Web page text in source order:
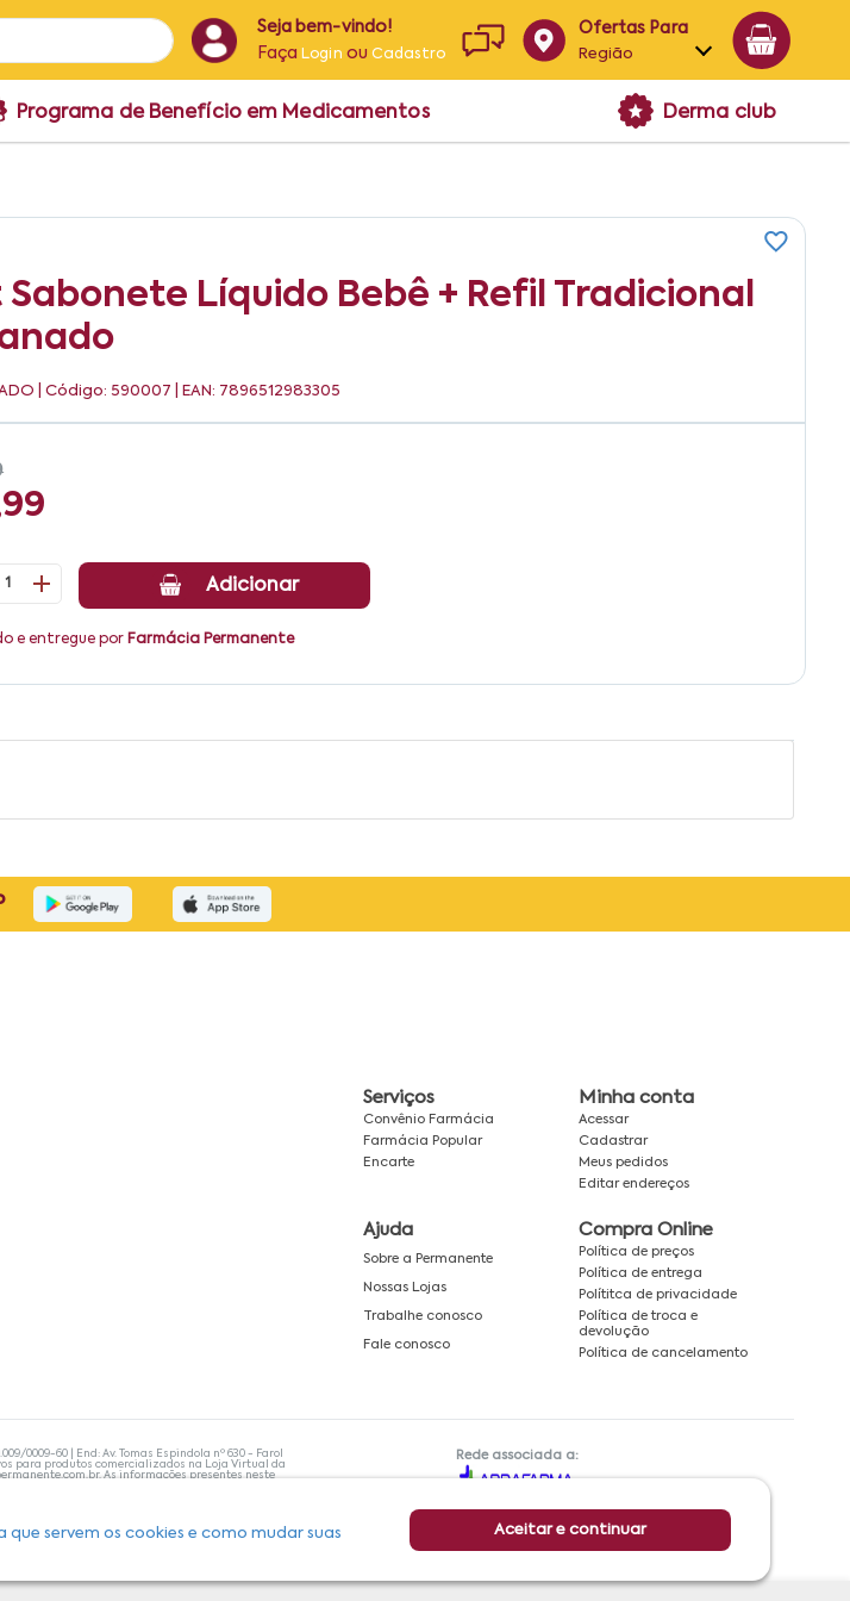
Seja bem-vindo!
Faça Login ouCadastro
Ofertas Para
Região
Alagoas
Programa de Benefício em Medicamentos Derma club
Sabonete Líquido Bebê + Refil Tradicional
| Código: 590007 | EAN: 7896512983305
1 Adicionar
e entregue por Farmácia Permanente
que servem os cookies e como mudar suas
Aceitar e continuar
Serviços
Convênio Farmácia
Farmácia Popular
Encarte
Minha conta
Acessar
Cadastrar
Meus pedidos
Editar endereços
Ajuda
Sobre a Permanente
Nossas Lojas
Trabalhe conosco
Fale conosco
Compra Online
Política de preços
Política de entrega
Polítitca de privacidade
Política de troca e
devolução
Política de cancelamento
0009-60 | End: Av. Tomas Espindola nº 630 - Farol
para produtos comercializados na Loja Virtual da
. As informações presentes neste
Apenas o médico está capacitado para
A Farmácia Permanente trabalha com as
e a segurança dos clientes são compromissos da
Rede associada a: